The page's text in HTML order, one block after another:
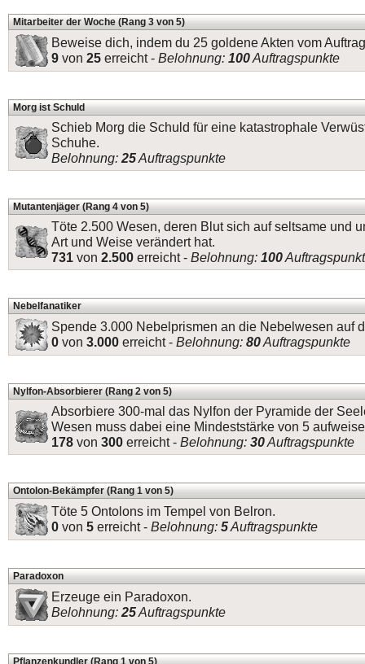
Mitarbeiter der Woche (Rang 3 von 5)
Beweise dich, indem du 25 goldene Akten vom
9 von 25 erreicht - Belohnung: 100Auftragspunkte
Morg ist Schuld
Schieb Morg die Schuld für eine katastrophale
Schuhe.
Belohnung: 25Auftragspunkte
Mutantenjäger (Rang 4 von 5)
Töte 2.500 Wesen, deren Blut sich auf seltsame und
Art und Weise verändert hat.
731 von 2.500 erreicht - Belohnung: 100
Nebelfanatiker
Spende 3.000 Nebelprismen an die Nebelwesen auf
0 von 3.000 erreicht - Belohnung: 80Auftragspunkte
Nylfon-Absorbierer (Rang 2 von 5)
Absorbiere 300-mal das Nylfon der Pyramide der
Wesen muss dabei eine Mindeststärke von 5
178 von 300 erreicht - Belohnung: 30Auftragspunkte
Ontolon-Bekämpfer (Rang 1 von 5)
Töte 5 Ontolons im Tempel von Belron.
0 von 5 erreicht - Belohnung: 5Auftragspunkte
Paradoxon
Erzeuge ein Paradoxon.
Belohnung: 25Auftragspunkte
Pflanzenkundler (Rang 1 von 5)